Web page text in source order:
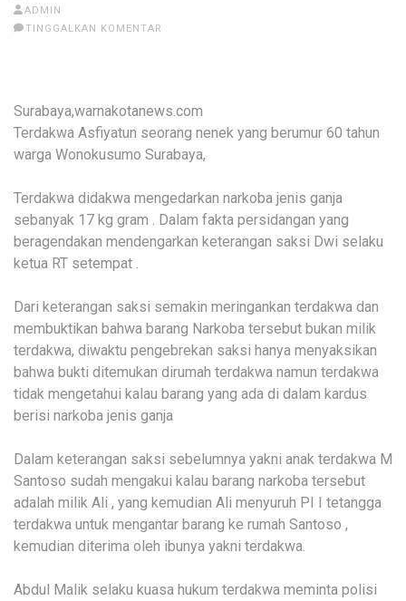
ADMIN
TINGGALKAN KOMENTAR
Surabaya,warnakotanews.com
Terdakwa Asfiyatun seorang nenek yang berumur 60 tahun
warga Wonokusumo Surabaya,
Terdakwa didakwa mengedarkan narkoba jenis ganja
sebanyak 17 kg gram . Dalam fakta persidangan yang
beragendakan mendengarkan keterangan saksi Dwi selaku
ketua RT setempat .
Dari keterangan saksi semakin meringankan terdakwa dan
membuktikan bahwa barang Narkoba tersebut bukan milik
terdakwa, diwaktu pengebrekan saksi hanya menyaksikan
bahwa bukti ditemukan dirumah terdakwa namun terdakwa
tidak mengetahui kalau barang yang ada di dalam kardus
berisi narkoba jenis ganja
Dalam keterangan saksi sebelumnya yakni anak terdakwa M
Santoso sudah mengakui kalau barang narkoba tersebut
adalah milik Ali , yang kemudian Ali menyuruh PI I tetangga
terdakwa untuk mengantar barang ke rumah Santoso ,
kemudian diterima oleh ibunya yakni terdakwa.
Abdul Malik selaku kuasa hukum terdakwa meminta polisi